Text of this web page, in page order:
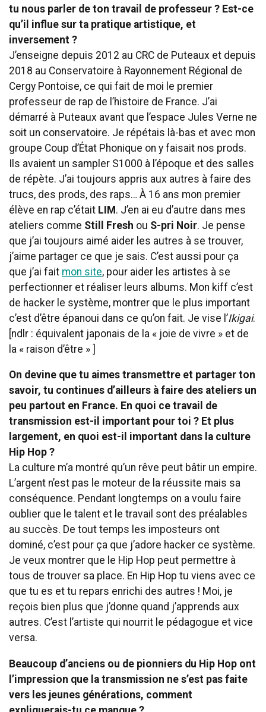
tu nous parler de ton travail de professeur ? Est-ce
qu’il influe sur ta pratique artistique, et
inversement ?
J’enseigne depuis 2012 au CRC de Puteaux et depuis
2018 au Conservatoire à Rayonnement Régional de
Cergy Pontoise, ce qui fait de moi le premier
professeur de rap de l’histoire de France. J’ai
démarré à Puteaux avant que l’espace Jules Verne ne
soit un conservatoire. Je répétais là-bas et avec mon
groupe Coup d’État Phonique on y faisait nos prods.
Ils avaient un sampler S1000 à l’époque et des salles
de répète. J’ai toujours appris aux autres à faire des
trucs, des prods, des raps… À 16 ans mon premier
élève en rap c’était LIM. J’en ai eu d’autre dans mes
ateliers comme Still Fresh ou S-pri Noir. Je pense
que j’ai toujours aimé aider les autres à se trouver,
j’aime partager ce que je sais. C’est aussi pour ça
que j’ai fait mon site, pour aider les artistes à se
perfectionner et réaliser leurs albums. Mon kiff c’est
de hacker le système, montrer que le plus important
c’est d’être épanoui dans ce qu’on fait. Je vise l’Ikigai.
[ndlr : équivalent japonais de la « joie de vivre » et de
la « raison d’être » ]
On devine que tu aimes transmettre et partager ton
savoir, tu continues d’ailleurs à faire des ateliers un
peu partout en France. En quoi ce travail de
transmission est-il important pour toi ? Et plus
largement, en quoi est-il important dans la culture
Hip Hop ?
La culture m’a montré qu’un rêve peut bâtir un empire.
L’argent n’est pas le moteur de la réussite mais sa
conséquence. Pendant longtemps on a voulu faire
oublier que le talent et le travail sont des préalables
au succès. De tout temps les imposteurs ont
dominé, c’est pour ça que j’adore hacker ce système.
Je veux montrer que le Hip Hop peut permettre à
tous de trouver sa place. En Hip Hop tu viens avec ce
que tu es et tu repars enrichi des autres ! Moi, je
reçois bien plus que j’donne quand j’apprends aux
autres. C’est l’artiste qui nourrit le pédagogue et vice
versa.
Beaucoup d’anciens ou de pionniers du Hip Hop ont
l’impression que la transmission ne s’est pas faite
vers les jeunes générations, comment